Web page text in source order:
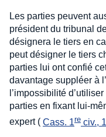
Les parties peuvent
président du tribunal
désignera le tiers en
peut désigner le tiers
parties lui ont confié
davantage suppléer à
l’impossibilité
parties en fixant lui-
expert ( Cass. 1re civ.,